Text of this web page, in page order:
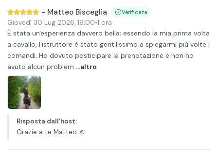
- Matteo Bisceglia Verificata
Giovedì 30 Lug 2026, 16:00•1 ora
È stata un'esperienza davvero bella; essendo la mia prima volta
a cavallo, l'istruttore è stato gentilissimo a spiegarmi più volte i
comandi. Ho dovuto posticipare la prenotazione e non ho
avuto alcun problem ...altro
Risposta dall'host:
Grazie a te Matteo ☺️